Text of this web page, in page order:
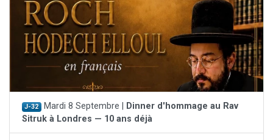
J-32 Mardi 8 Septembre |
Dinner d'hommage au Rav
Sitruk à Londres — 10 ans déjà